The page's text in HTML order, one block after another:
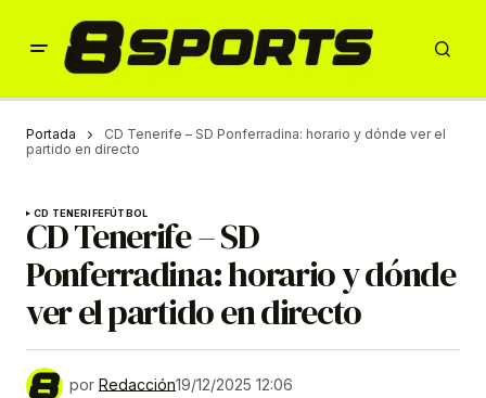
Portada
CD Tenerife – SD Ponferradina: horario y dónde ver el
partido en directo
CD TENERIFEFÚTBOL
CD Tenerife – SD
Ponferradina: horario y dónde
ver el partido en directo
por Redacción19/12/2025 12:06